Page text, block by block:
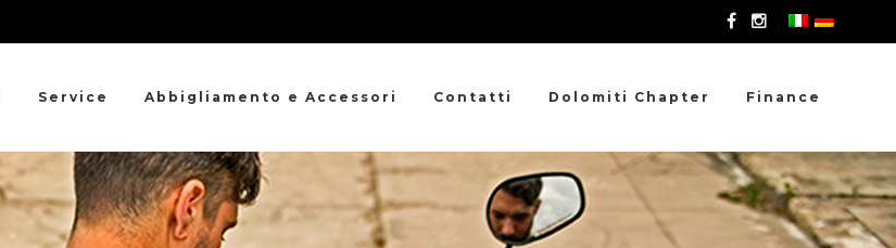
Service Abbigliamento e Accessori Contatti Dolomiti Chapter Finance